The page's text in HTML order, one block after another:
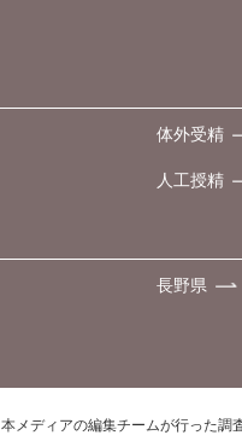
体外受精
人工授精
長野県
メディアの編集チームが行った調